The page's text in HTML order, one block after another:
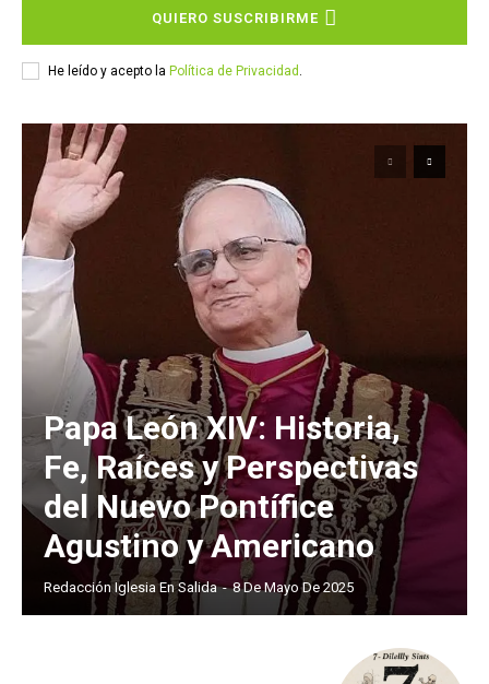
QUIERO SUSCRIBIRME
He leído y acepto la Política de Privacidad
Papa León XIV: Historia,
Fe, Raíces y Perspectivas
del Nuevo Pontífice
Agustino y Americano
Redacción Iglesia En Salida - 8 De Mayo De 2025